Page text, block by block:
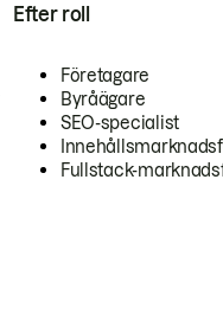
Efter roll
Företagare
Byråägare
SEO-specialist
Fullstack-